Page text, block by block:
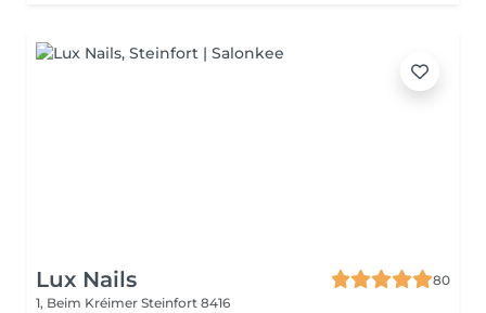
Lux Nails
80
1, Beim Kréimer Steinfort 8416